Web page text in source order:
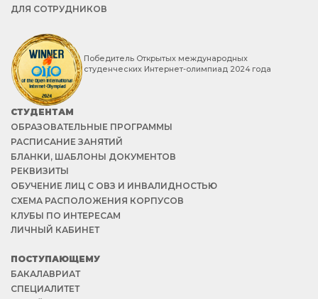
ДЛЯ СОТРУДНИКОВ
Победитель Открытых международных
студенческих Интернет-олимпиад 2024 года
СТУДЕНТАМ
ОБРАЗОВАТЕЛЬНЫЕ ПРОГРАММЫ
РАСПИСАНИЕ ЗАНЯТИЙ
БЛАНКИ, ШАБЛОНЫ ДОКУМЕНТОВ
РЕКВИЗИТЫ
ОБУЧЕНИЕ ЛИЦ С ОВЗ И ИНВАЛИДНОСТЬЮ
СХЕМА РАСПОЛОЖЕНИЯ КОРПУСОВ
КЛУБЫ ПО ИНТЕРЕСАМ
ЛИЧНЫЙ КАБИНЕТ
ПОСТУПАЮЩЕМУ
БАКАЛАВРИАТ
СПЕЦИАЛИТЕТ